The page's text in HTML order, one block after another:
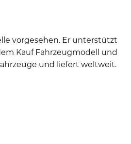
vorgesehen. Er unterstützt
Kauf Fahrzeugmodell und
und liefert weltweit.